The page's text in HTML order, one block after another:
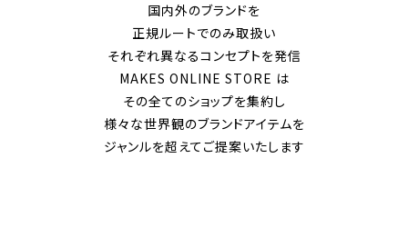
国内外のブランドを
正規ルートでのみ取扱い
それぞれ異なるコンセプトを発信
MAKES ONLINE STORE は
その全てのショップを集約し
様々な世界観のブランドアイテムを
ジャンルを超えてご提案いたします